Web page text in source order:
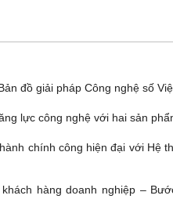
đồ giải pháp Công nghệ số
lực công nghệ với hai sản
chính công hiện đại với Hệ
hàng doanh nghiệp –